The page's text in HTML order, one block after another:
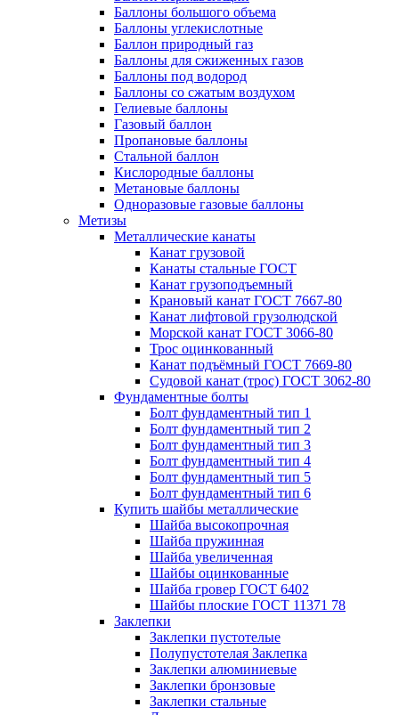
Баллоны большого объема
Баллоны углекислотные
Баллон природный газ
Баллоны для сжиженных газов
Баллоны под водород
Баллоны со сжатым воздухом
Гелиевые баллоны
Газовый баллон
Пропановые баллоны
Стальной баллон
Кислородные баллоны
Метановые баллоны
Одноразовые газовые баллоны
Метизы
Металлические канаты
Канат грузовой
Канаты стальные ГОСТ
Канат грузоподъемный
Крановый канат ГОСТ 7667-80
Канат лифтовой грузолюдской
Морской канат ГОСТ 3066-80
Трос оцинкованный
Канат подъёмный ГОСТ 7669-80
Судовой канат (трос) ГОСТ 3062-80
Фундаментные болты
Болт фундаментный тип 1
Болт фундаментный тип 2
Болт фундаментный тип 3
Болт фундаментный тип 4
Болт фундаментный тип 5
Болт фундаментный тип 6
Купить шайбы металлические
Шайба высокопрочная
Шайба пружинная
Шайба увеличенная
Шайбы оцинкованные
Шайба гровер ГОСТ 6402
Шайбы плоские ГОСТ 11371 78
Заклепки
Заклепки пустотелые
Полупустотелая Заклепка
Заклепки алюминиевые
Заклепки бронзовые
Заклепки стальные